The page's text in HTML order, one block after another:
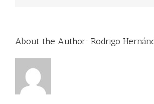
About the Author: Rodrigo